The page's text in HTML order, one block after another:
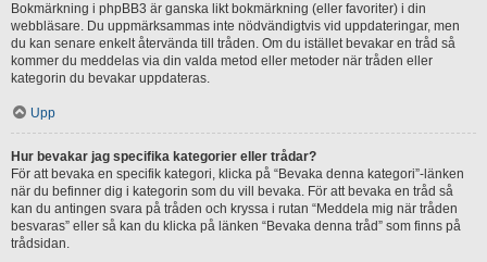
Bokmärkning i phpBB3 är ganska likt bokmärkning (eller favoriter) i din
webbläsare. Du uppmärksammas inte nödvändigtvis vid uppdateringar, men
du kan senare enkelt återvända till tråden. Om du istället bevakar en tråd så
kommer du meddelas via din valda metod eller metoder när tråden eller
kategorin du bevakar uppdateras.
Upp
Hur bevakar jag specifika kategorier eller trådar?
För att bevaka en specifik kategori, klicka på “Bevaka denna kategori”-länken
när du befinner dig i kategorin som du vill bevaka. För att bevaka en tråd så
kan du antingen svara på tråden och kryssa i rutan “Meddela mig när tråden
besvaras” eller så kan du klicka på länken “Bevaka denna tråd” som finns på
trådsidan.